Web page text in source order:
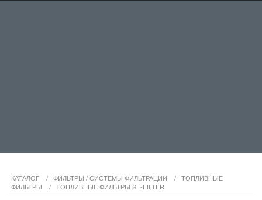
КАТАЛОГ / ФИЛЬТРЫ / СИСТЕМЫ ФИЛЬТРАЦИИ / ТОПЛИВНЫЕ
ФИЛЬТРЫ / ТОПЛИВНЫЕ ФИЛЬТРЫ SF-FILTER